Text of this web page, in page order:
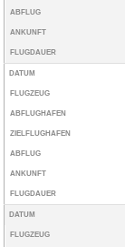
ABFLUG
ANKUNFT
FLUGDAUER
DATUM
FLUGZEUG
ABFLUGHAFEN
ZIELFLUGHAFEN
ABFLUG
ANKUNFT
FLUGDAUER
DATUM
FLUGZEUG